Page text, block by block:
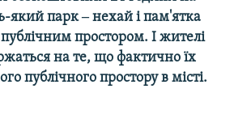
який парк ‒ нехай і пам'ятка
простором. І жителі
на те, що фактично їх
публічного простору в місті.